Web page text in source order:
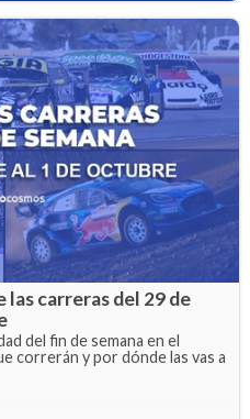
las carreras del 29 de
del fin de semana en el
correrán y por dónde las vas a